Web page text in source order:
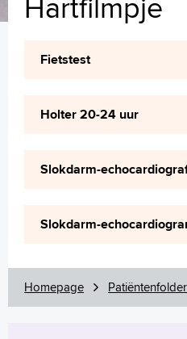
English
Polski
Arabisch
Fietstest
Holter 20-24 uur
Slokdarm-
Slokdarm-
Homepage